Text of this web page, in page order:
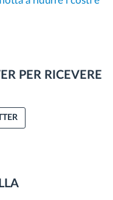
PER RICEVERE